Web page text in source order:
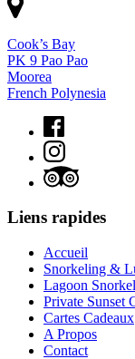
Cook’s Bay
PK 9 Pao Pao
Moorea
French Polynesia
Liens rapides
Accueil
Snorkeling &
Lagoon
Private Sunset
Cartes Cadeaux
A Propos
Contact